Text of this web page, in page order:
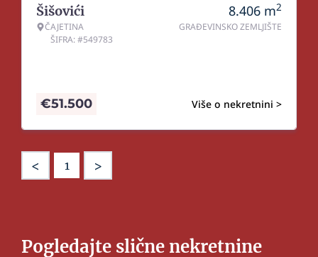
Šišovići
ČAJETINA
ŠIFRA: #549783
8.406 m2
GRAĐEVINSKO ZEMLJIŠTE
Više o nekretnini >
€51.500
< 1 >
Pogledajte slične nekretnine